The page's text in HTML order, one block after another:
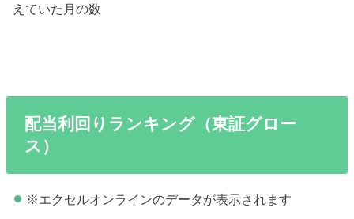
えていた月の数
配当利回りランキング（東証グロー
ス）
※エクセルオンラインのデータが表示されます